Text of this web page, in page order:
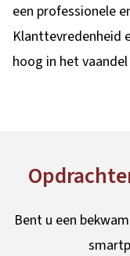
een professionele
Klanttevredenheid
hoog in het
Bent u een